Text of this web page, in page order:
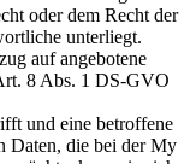
oder dem Recht der
unterliegt.
auf angebotene
8 Abs. 1 DS-GVO
und eine betroffene
Daten, die bei der My